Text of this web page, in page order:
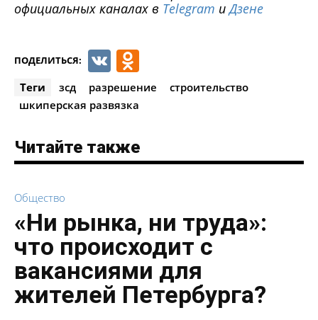
официальных каналах в Telegram иДзене
ПОДЕЛИТЬСЯ: VK
Теги зсд разрешение
строительство
шкиперская развязка
Читайте также
Общество
«Ни рынка, ни труда»:
что происходит с
вакансиями для
жителей Петербурга?